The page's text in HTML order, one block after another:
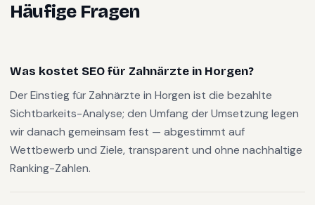
Häufige Fragen
Was kostet SEO für Zahnärzte in Horgen?
Der Einstieg für Zahnärzte in Horgen ist die bezahlte
Sichtbarkeits-Analyse; den Umfang der Umsetzung legen
wir danach gemeinsam fest — abgestimmt auf
Wettbewerb und Ziele, transparent und ohne nachhaltige
Ranking-Zahlen.